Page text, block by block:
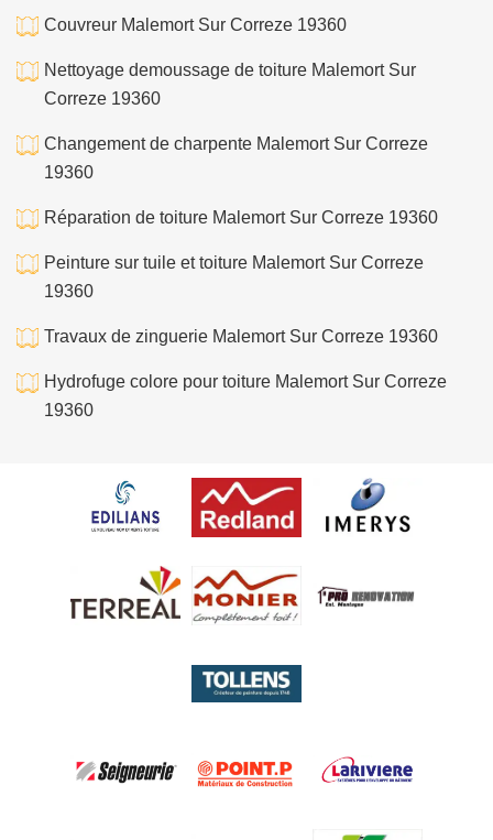
Couvreur Malemort Sur Correze 19360
Nettoyage demoussage de toiture Malemort Sur
Correze 19360
Changement de charpente Malemort Sur Correze
19360
Réparation de toiture Malemort Sur Correze 19360
Peinture sur tuile et toiture Malemort Sur Correze
19360
Travaux de zinguerie Malemort Sur Correze 19360
Hydrofuge colore pour toiture Malemort Sur Correze
19360